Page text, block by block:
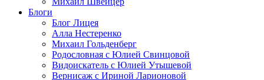
Блоги
Блог Лицея
Алла Нестеренко
Михаил Гольденберг
Родословная с Юлией Свинцовой
Видоискатель с Юлией Утышевой
Вернисаж с Ириной Ларионовой